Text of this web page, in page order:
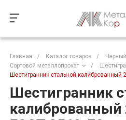
Главная / Каталог товаров /
Сортовой металлопрокат
/
Шестигранник стальной калиброванный
Шестигранник